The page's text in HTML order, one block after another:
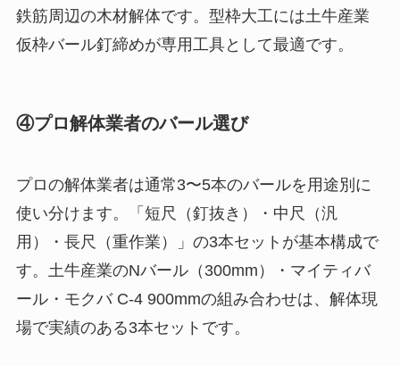
鉄筋周辺の木材解体です。型枠大工には土牛産業
仮枠バール釘締めが専用工具として最適です。
④プロ解体業者のバール選び
プロの解体業者は通常3〜5本のバールを用途別に
使い分けます。「短尺（釘抜き）・中尺（汎
用）・長尺（重作業）」の3本セットが基本構成で
す。土牛産業のNバール（300mm）・マイティバ
ール・モクバ C-4 900mmの組み合わせは、解体現
場で実績のある3本セットです。